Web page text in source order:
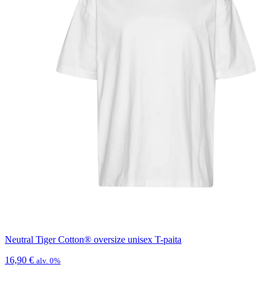
Neutral Tiger Cotton® oversize unisex T-paita
16,90 € alv. 0%